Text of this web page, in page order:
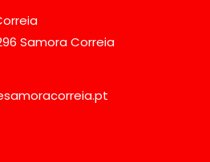
Samora Correia